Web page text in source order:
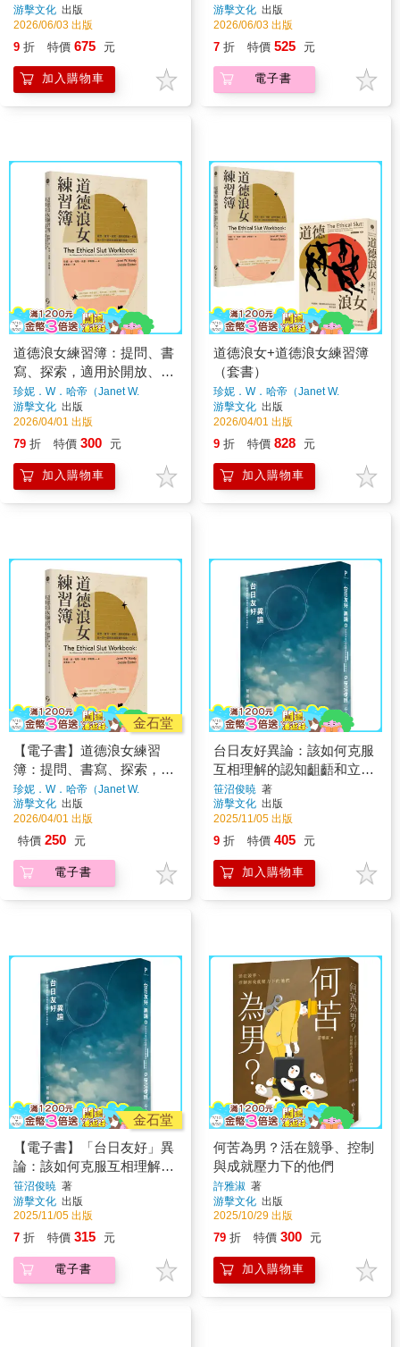
游擊文化 出版
2026/06/03 出版
9 折 特價 675 元
加入購物車
游擊文化 出版
2026/06/03 出版
7 折 特價 525 元
電子書
道德浪女練習簿：提問、書
寫、探索，適用於開放、多
重與一對一關係的親密實作
指南：提問、書寫、探索，
適用於開放、多重與一對一
關係的親密實作指南
珍妮．W．哈帝（Janet W.
Hardy）、朵思．伊斯頓（Dossie
Easton）著
游擊文化 出版
2026/04/01 出版
79 折 特價 300 元
加入購物車
道德浪女+道德浪女練習簿
（套書）
珍妮．W．哈帝（Janet W.
Hardy）、朵思．伊斯頓（Dossie
Easton）著
游擊文化 出版
2026/04/01 出版
9 折 特價 828 元
加入購物車
金石堂
【電子書】道德浪女練習
簿：提問、書寫、探索，適
用於開放、多重與一對一關
係的親密實作指南
珍妮．W．哈帝（Janet W.
Hardy）、朵思．伊斯頓（Dossie
Easton）著
游擊文化 出版
2026/04/01 出版
特價 250 元
電子書
台日友好異論：該如何克服
互相理解的認知齟齬和立場
矛盾？
笹沼俊暁 著
游擊文化 出版
2025/11/05 出版
9 折 特價 405 元
加入購物車
金石堂
【電子書】「台日友好」異
論：該如何克服互相理解的
認知齟齬和立場矛盾？
笹沼俊暁 著
游擊文化 出版
2025/11/05 出版
7 折 特價 315 元
電子書
何苦為男？活在競爭、控制
與成就壓力下的他們
許雅淑 著
游擊文化 出版
2025/10/29 出版
79 折 特價 300 元
加入購物車